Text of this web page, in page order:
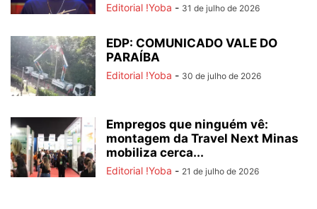
Editorial !Yoba - 31 de julho de 2026
EDP: COMUNICADO VALE DO
PARAÍBA
Editorial !Yoba - 30 de julho de 2026
Empregos que ninguém vê:
montagem da Travel Next Minas
mobiliza cerca...
Editorial !Yoba - 21 de julho de 2026